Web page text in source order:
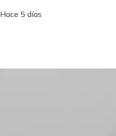
Hace 5 días